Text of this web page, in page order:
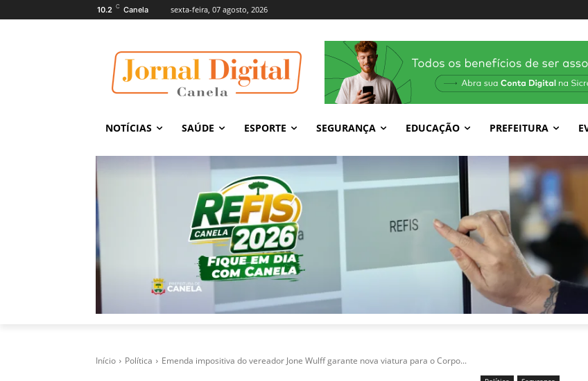
10.2 C Canela sexta-feira, 07 agosto, 2026
NOTÍCIAS SAÚDE ESPORTE SEGURANÇA EDUCAÇÃO PREFEITURA
Início Política Emenda impositiva do vereador Jone Wulff garante nova viatura para o Corpo...